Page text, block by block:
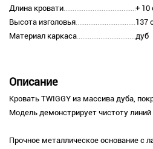
Длина кровати
+ 10
Высота изголовья
137
Материал каркаса
дуб
Описание
Кровать TWIGGY из массива дуба,
Модель демонстрирует чистоту
Прочное металлическое основание с